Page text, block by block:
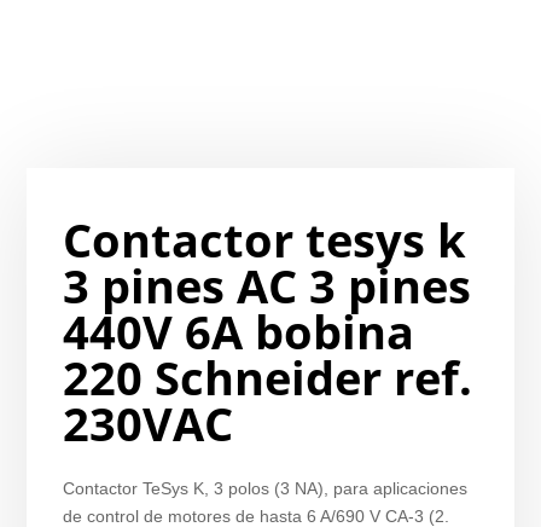
Contactor tesys k
3 pines AC 3 pines
440V 6A bobina
220 Schneider ref.
230VAC
Contactor TeSys K, 3 polos (3 NA), para aplicaciones
de control de motores de hasta 6 A/690 V CA-3 (2.